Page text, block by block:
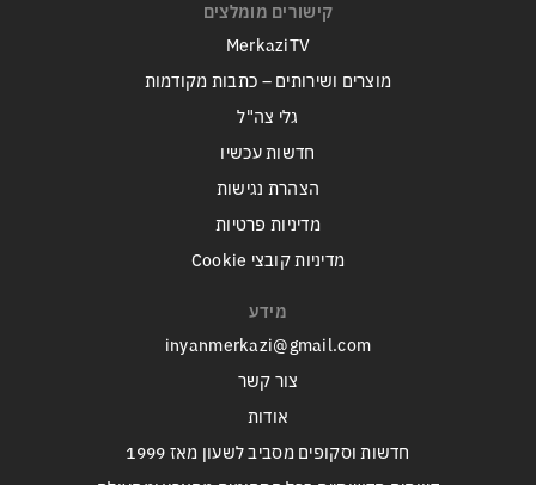
קישורים מומלצים
MerkaziTV
מוצרים ושירותים – כתבות מקודמות
גלי צה"ל
חדשות עכשיו
הצהרת נגישות
מדיניות פרטיות
מדיניות קובצי Cookie
מידע
inyanmerkazi@gmail.com
צור קשר
אודות
חדשות וסקופים מסביב לשעון מאז 1999